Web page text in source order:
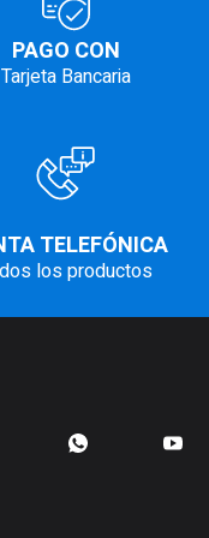
PAGO CON
Tarjeta Bancaria
TELEFÓNICA
los productos